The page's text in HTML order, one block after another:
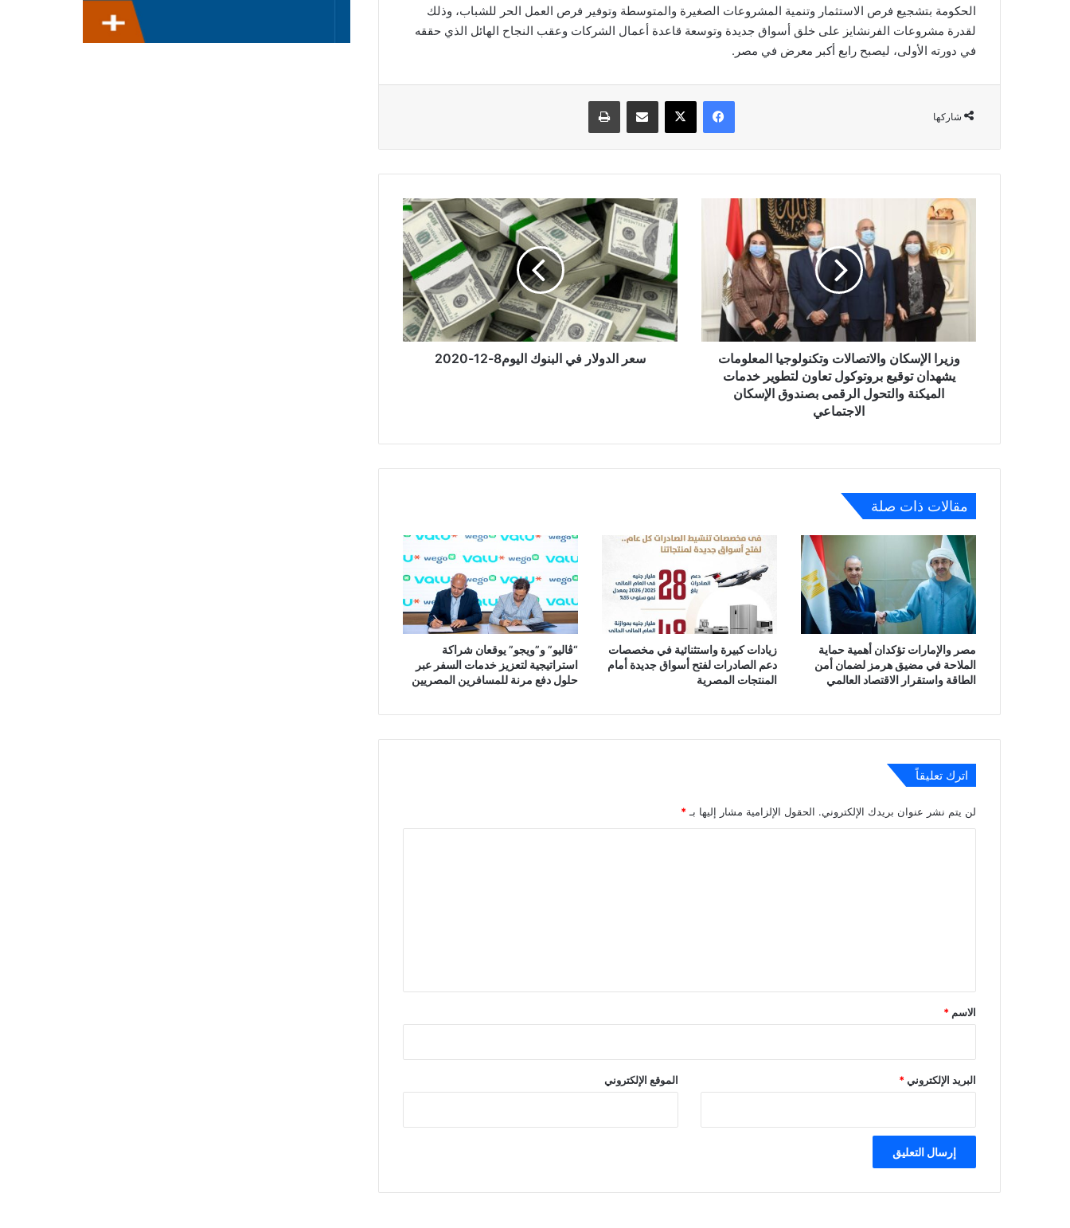
الحكومة بتشجيع فرص الاستثمار وتنمية المشروعات الصغيرة والمتوسطة وتوفير فرص العمل الحر للشباب، وذلك
لقدرة مشروعات الفرنشايز على خلق أسواق جديدة وتوسعة قاعدة أعمال الشركات وعقب النجاح الهائل الذي حققه
في دورته الأولى، ليصبح رابع أكبر معرض في مصر.
شاركها
فيسبوك ‫X مشاركة عبر البريد طباعة
وزيرا
الإسكان
والاتصالات
وتكنولوجيا
المعلومات
يشهدان
توقيع
بروتوكول
تعاون
لتطوير
خدمات
الاجتماعي
وزيرا الإسكان والاتصالات وتكنولوجيا المعلومات
يشهدان توقيع بروتوكول تعاون لتطوير خدمات
الميكنة والتحول الرقمى بصندوق الإسكان
الاجتماعي
سعر
الدولار
في
البنوك
اليوم8-
12-
2020
سعر الدولار في البنوك اليوم8-12-2020
مقالات ذات صلة
مصر والإمارات تؤكدان أهمية حماية
الملاحة في مضيق هرمز لضمان أمن
الطاقة واستقرار الاقتصاد العالمي
زيادات كبيرة واستثنائية في مخصصات
دعم الصادرات لفتح أسواق جديدة أمام
المنتجات المصرية
“ڤاليو” و”ويجو” يوقعان شراكة
استراتيجية لتعزيز خدمات السفر عبر
حلول دفع مرنة للمسافرين المصريين
اترك تعليقاً
لن يتم نشر عنوان بريدك الإلكتروني. الحقول الإلزامية مشار إليها بـ *
*
الاسم *
البريد الإلكتروني* الموقع الإلكتروني